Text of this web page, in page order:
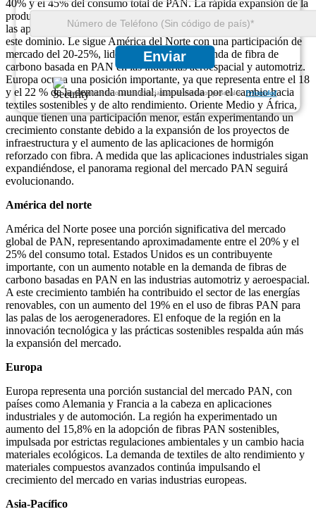
Enviar
Garantizamos la total confidencialidad de sus datos personales.Privacidad
40% y el 45% del consumo total de PAN. La rápida expansión de la
producción de fibra de carbono en China, junto con el aumento de
las aplicaciones textiles y de filtración en Japón e India, alimenta
este dominio. Le sigue América del Norte con una participación de
mercado del 20-25%, liderada por la alta demanda de fibra de
carbono basada en PAN en las industrias aeroespacial y automotriz.
Europa ocupa una posición importante, ya que representa entre el 18
y el 22 % de la demanda mundial, impulsada por el cambio hacia
textiles sostenibles y de alto rendimiento. Oriente Medio y África,
aunque tienen una participación menor, están experimentando un
crecimiento constante debido a la expansión de los proyectos de
infraestructura y el aumento de las aplicaciones de hormigón
reforzado con fibra. A medida que las aplicaciones industriales sigan
expandiéndose, el panorama regional del mercado PAN seguirá
evolucionando.
América del norte
América del Norte posee una porción significativa del mercado
global de PAN, representando aproximadamente entre el 20% y el
25% del consumo total. Estados Unidos es un contribuyente
importante, con un aumento notable en la demanda de fibras de
carbono basadas en PAN en las industrias automotriz y aeroespacial.
A este crecimiento también ha contribuido el sector de las energías
renovables, con un aumento del 19% en el uso de fibras PAN para
las palas de los aerogeneradores. El enfoque de la región en la
innovación tecnológica y las prácticas sostenibles respalda aún más
la expansión del mercado.
Europa
Europa representa una porción sustancial del mercado PAN, con
países como Alemania y Francia a la cabeza en aplicaciones
industriales y de automoción. La región ha experimentado un
aumento del 15,8% en la adopción de fibras PAN sostenibles,
impulsada por estrictas regulaciones ambientales y un cambio hacia
materiales ecológicos. La demanda de textiles de alto rendimiento y
materiales compuestos avanzados continúa impulsando el
crecimiento del mercado en varias industrias europeas.
Asia-Pacífico